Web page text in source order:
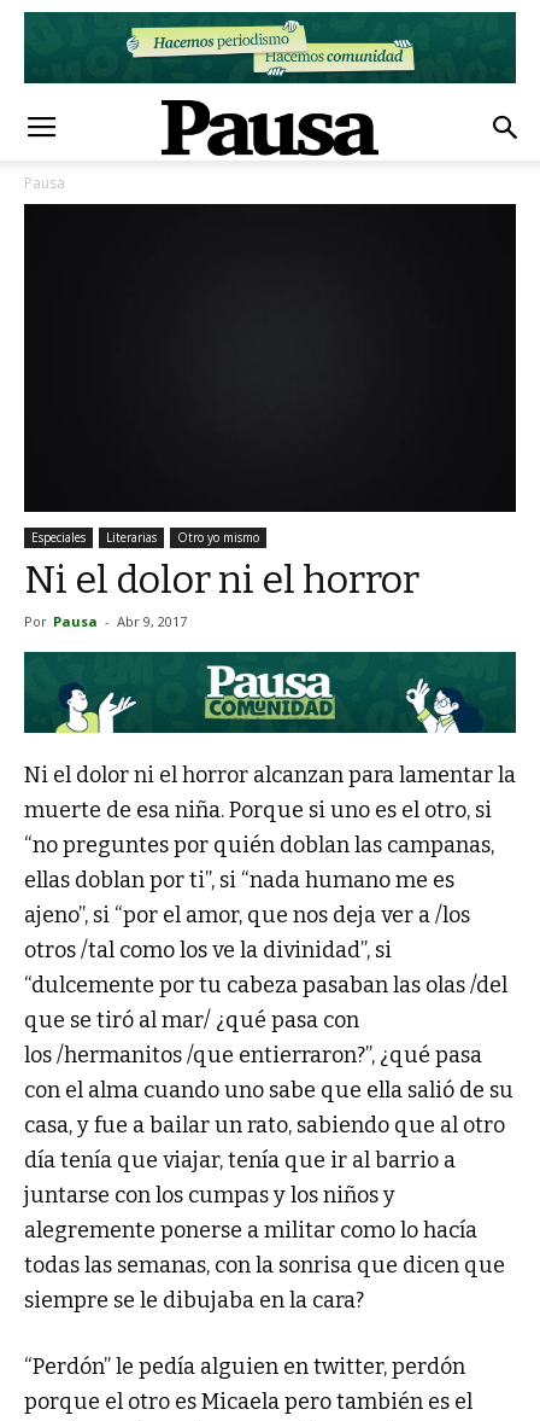
Pausa
Especiales Literarias Otro yo mismo
Ni el dolor ni el horror
Por Pausa - Abr 9, 2017
Ni el dolor ni el horror alcanzan para lamentar la
muerte de esa niña. Porque si uno es el otro, si
“no preguntes por quién doblan las campanas,
ellas doblan por ti”, si “nada humano me es
ajeno”, si “por el amor, que nos deja ver a /los
otros /tal como los ve la divinidad”, si
“dulcemente por tu cabeza pasaban las olas /del
que se tiró al mar/ ¿qué pasa con
los /hermanitos /que entierraron?”, ¿qué pasa
con el alma cuando uno sabe que ella salió de su
casa, y fue a bailar un rato, sabiendo que al otro
día tenía que viajar, tenía que ir al barrio a
juntarse con los cumpas y los niños y
alegremente ponerse a militar como lo hacía
todas las semanas, con la sonrisa que dicen que
siempre se le dibujaba en la cara?
“Perdón” le pedía alguien en twitter, perdón
porque el otro es Micaela pero también es el